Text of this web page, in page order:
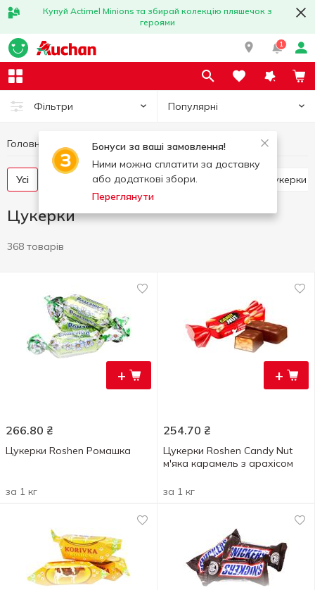
Купуй Actimel Minions та збирай колекцію пляшечок з
героями
1
Фільтри Популярні
Бонуси за ваші замовлення!
Ними можна сплатити за доставку
або додаткові збори.
Переглянути
Головна Солодощі Цукерки
Усі Цукерки вагові Цукерки в пакетах
Цукерки
368 товарів
+
266.80 ₴
Цукерки Roshen Ромашка
за 1 кг
+
254.70 ₴
Цукерки Roshen Candy Nut
м'яка карамель з арахісом
за 1 кг